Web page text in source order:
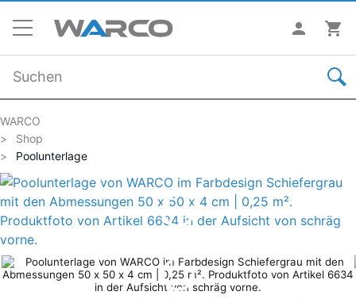
WARCO
Shop
Poolunterlage